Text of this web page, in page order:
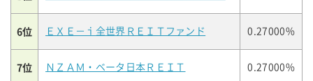
6位 ＥＸＥ－ｉ全世界ＲＥＩＴファンド 0.27000%
7位 ＮＺＡＭ・ベータ日本ＲＥＩＴ 0.27000%